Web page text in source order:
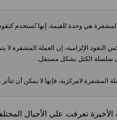
هي وحدة للقيمة. إنها تُستخدم
الإلزامية، إن العملة المشفرة لا
سلسلة الكتل بشكل مستقل.
المشفرة لامركزية، فإنها لا يمكن أن
الأخيرة تعرفت على الأجيال